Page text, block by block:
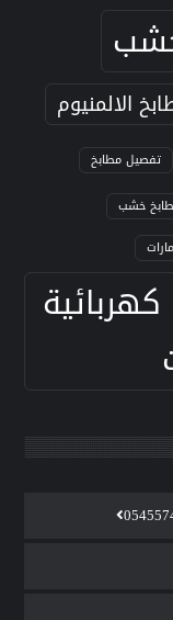
الالمنيوم
تفصيل مطابخ
خشب